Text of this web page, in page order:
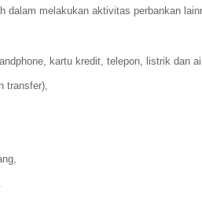
dalam melakukan aktivitas perbankan
kartu kredit, telepon, listrik dan
transfer),